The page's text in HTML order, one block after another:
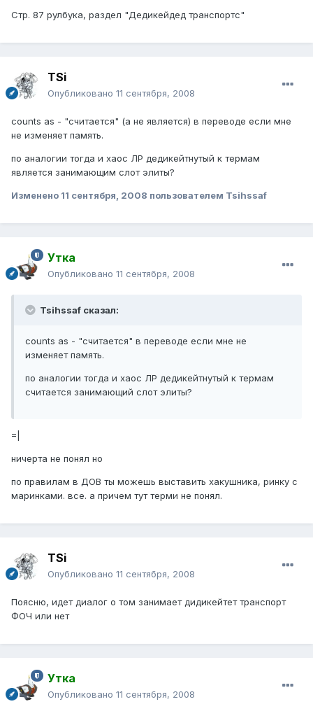
Стр. 87 рулбука, раздел "Дедикейдед транспортс"
TSi
Опубликовано 11 сентября, 2008
counts as - "считается" (а не является) в переводе если мне
не изменяет память.
по аналогии тогда и хаос ЛР дедикейтнутый к термам
является занимающим слот элиты?
Изменено 11 сентября, 2008 пользователем Tsihssaf
Утка
Опубликовано 11 сентября, 2008
Tsihssaf сказал:
counts as - "считается" в переводе если мне не
изменяет память.
по аналогии тогда и хаос ЛР дедикейтнутый к термам
считается занимающий слот элиты?
=|
ничерта не понял но
по правилам в ДОВ ты можешь выставить хакушника, ринку с
маринками. все. а причем тут терми не понял.
TSi
Опубликовано 11 сентября, 2008
Поясню, идет диалог о том занимает дидикейтет транспорт
ФОЧ или нет
Утка
Опубликовано 11 сентября, 2008